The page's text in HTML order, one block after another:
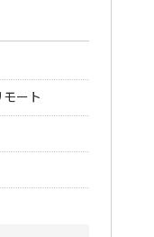
ート